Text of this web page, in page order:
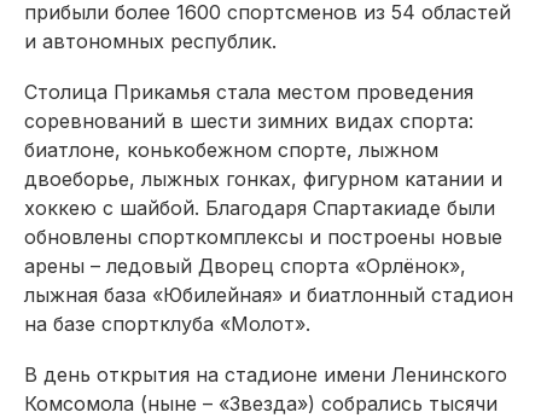
прибыли более 1600 спортсменов из 54 областей
и автономных республик.
Столица Прикамья стала местом проведения
соревнований в шести зимних видах спорта:
биатлоне, конькобежном спорте, лыжном
двоеборье, лыжных гонках, фигурном катании и
хоккею с шайбой. Благодаря Спартакиаде были
обновлены спорткомплексы и построены новые
арены – ледовый Дворец спорта «Орлёнок»,
лыжная база «Юбилейная» и биатлонный стадион
на базе спортклуба «Молот».
В день открытия на стадионе имени Ленинского
Комсомола (ныне – «Звезда») собрались тысячи